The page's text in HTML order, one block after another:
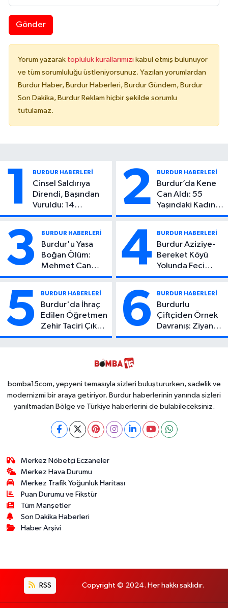
Gönder
Yorum yazarak topluluk kurallarımızı kabul etmiş bulunuyor
ve tüm sorumluluğu üstleniyorsunuz. Yazılan yorumlardan
Burdur Haber, Burdur Haberleri, Burdur Gündem, Burdur
Son Dakika, Burdur Reklam hiçbir şekilde sorumlu
tutulamaz.
1 BURDUR HABERLERİ
Cinsel Saldırıya
Direndi, Başından
Vuruldu: 14
Yaşındaki Çocuktan
2 BURDUR HABERLERİ
Burdur’da Kene
Can Aldı: 55
Yaşındaki Kadın
Hayatını Kaybetti
3 BURDUR HABERLERİ
Burdur'u Yasa
Boğan Ölüm:
Mehmet Can
Atıcı Genç Yaşta
4 BURDUR HABERLERİ
Burdur Aziziye-
Bereket Köyü
Yolunda Feci
Kaza: 1 Ölü, 2
5 BURDUR HABERLERİ
Burdur'da İhraç
Edilen Öğretmen
Zehir Taciri Çıktı:
Binlerce
6 BURDUR HABERLERİ
Burdurlu
Çiftçiden Örnek
Davranış: Ziyan
Olmasın Diye
Toplayabilecek
bomba15com, yepyeni temasıyla sizleri buluştururken, sadelik ve
modernizmi bir araya getiriyor. Burdur haberlerinin yanında sizleri
yanıltmadan Bölge ve Türkiye haberlerini de bulabileceksiniz.
Merkez Nöbetçi Eczaneler
Merkez Hava Durumu
Merkez Trafik Yoğunluk Haritası
Puan Durumu ve Fikstür
Tüm Manşetler
Son Dakika Haberleri
Haber Arşivi
RSS Copyright © 2024. Her hakkı saklıdır.